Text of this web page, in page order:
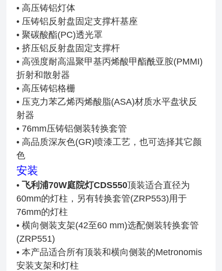
• 高压铸铝灯体
• 压铸铝反射盘固定支撑杆基座
• 聚碳酸酯(PC)透光罩
• 挤压铝反射盘固定支撑杆
• 高强度耐高温聚甲基丙烯酸甲酯酰亚胺(PMMI)
折射和散射器
• 高压铸铝格栅
• 压克力苯乙烯丙烯酸脂(ASA)材质水平盘状反
射器
• 76mm压铸铝侧装转换套管
• 高品质深灰色(GR)喷漆工艺，也可选择其它颜
色
安装
•飞利浦70W庭院灯CDS550顶装适合直径为
60mm的灯柱，另有转换套管(ZRP553)用于
76mm的灯柱
• 横向侧装支架(42至60 mm)选配侧装转换套管
(ZRP551)
• 本产品适合所有顶装和横向侧装的Metronomis
安装支架和灯柱